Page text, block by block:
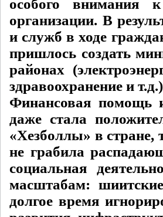
особого внимания
организации. В
и служб в ходе
пришлось создать
районах
здравоохранение и
Финансовая помощь
даже стала
«Хезболлы» в
не грабила
социальная
масштабам:
долгое время